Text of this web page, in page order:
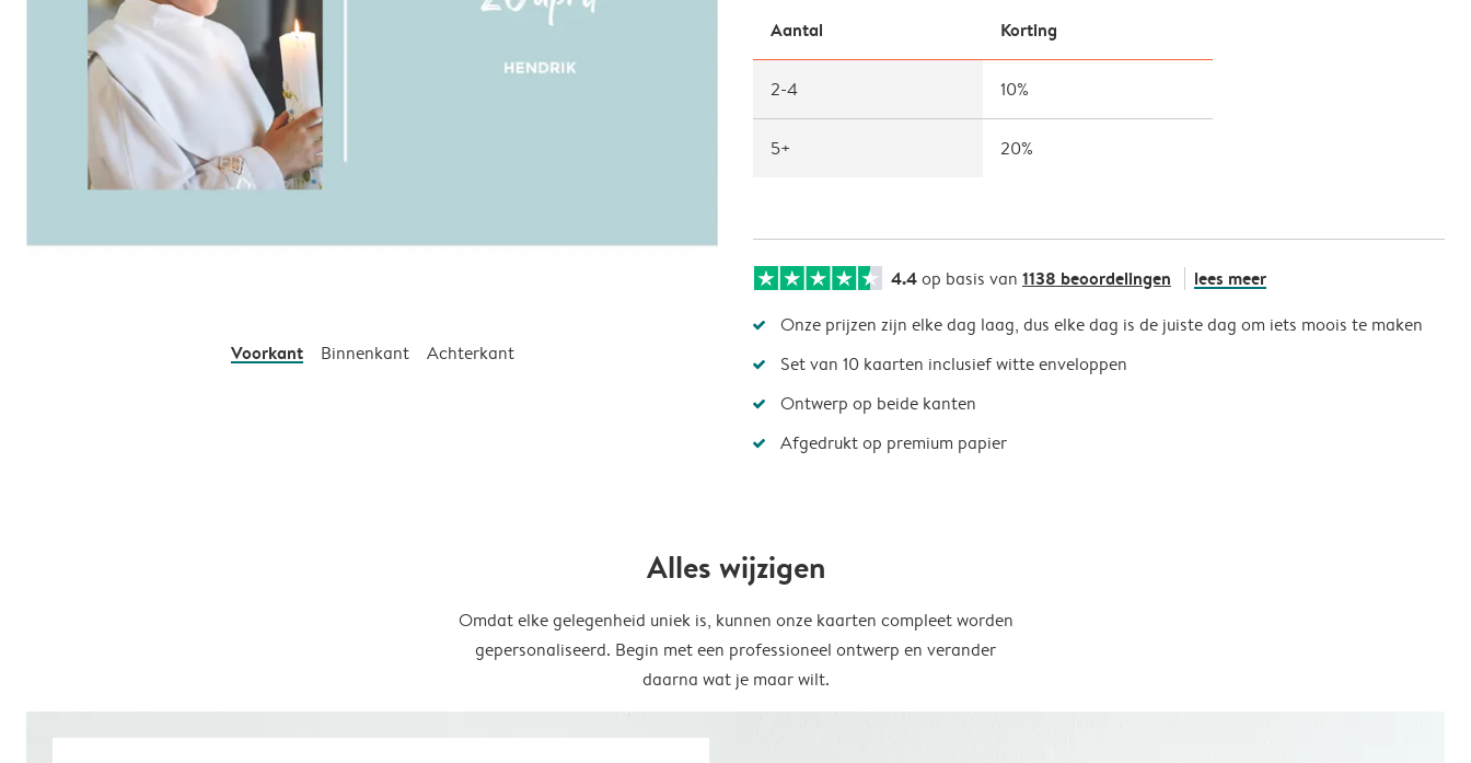
Voorkant Binnenkant Achterkant
Aantal Korting
2-4 10%
5+ 20%
4.4op basis van 1138 beoordelingen lees meer
Onze prijzen zijn elke dag laag, dus elke dag is de juiste dag om iets moois te maken
Set van 10 kaarten inclusief witte enveloppen
Ontwerp op beide kanten
Afgedrukt op premium papier
Alles wijzigen
Omdat elke gelegenheid uniek is, kunnen onze kaarten compleet worden
gepersonaliseerd. Begin met een professioneel ontwerp en verander
daarna wat je maar wilt.